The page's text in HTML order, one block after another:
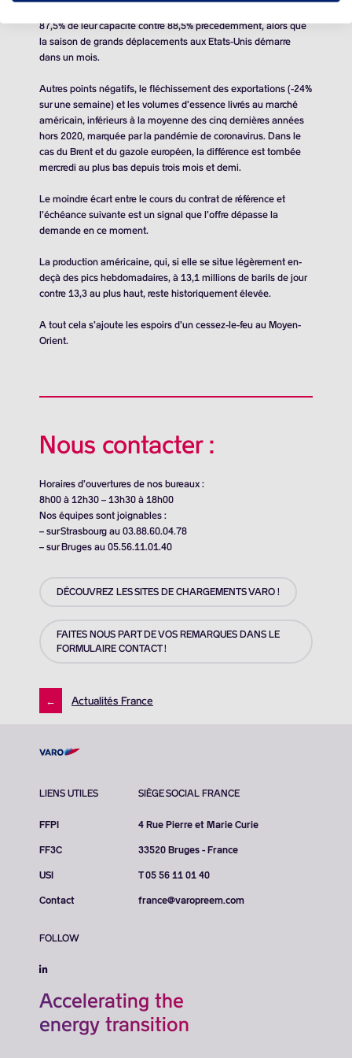
87,5% de leur capacité contre 88,5% précédemment, alors que
la saison de grands déplacements aux Etats-Unis démarre
dans un mois.
Autres points négatifs, le fléchissement des exportations (-24%
sur une semaine) et les volumes d’essence livrés au marché
américain, inférieurs à la moyenne des cinq dernières années
hors 2020, marquée par la pandémie de coronavirus. Dans le
cas du Brent et du gazole européen, la différence est tombée
mercredi au plus bas depuis trois mois et demi.
Le moindre écart entre le cours du contrat de référence et
l’échéance suivante est un signal que l’offre dépasse la
demande en ce moment.
La production américaine, qui, si elle se situe légèrement en-
deçà des pics hebdomadaires, à 13,1 millions de barils de jour
contre 13,3 au plus haut, reste historiquement élevée.
A tout cela s’ajoute les espoirs d’un cessez-le-feu au Moyen-
Orient.
Nous contacter :
Horaires d’ouvertures de nos bureaux :
8h00 à 12h30 – 13h30 à 18h00
Nos équipes sont joignables :
– sur Strasbourg au 03.88.60.04.78
– sur Bruges au 05.56.11.01.40
DÉCOUVREZ LES SITES DE CHARGEMENTS VARO !
FAITES NOUS PART DE VOS REMARQUES DANS LE
FORMULAIRE CONTACT !
← Actualités France
LIENS UTILES
FFPI
FF3C
USI
Contact
SIÈGE SOCIAL FRANCE
4 Rue Pierre et Marie Curie
33520 Bruges - France
T 05 56 11 01 40
france@varopreem.com
FOLLOW
Accelerating the
energy transition